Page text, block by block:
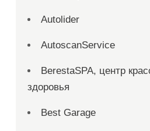
Autolider
AutoscanService
BerestaSPA, центр
здоровья
Best Garage